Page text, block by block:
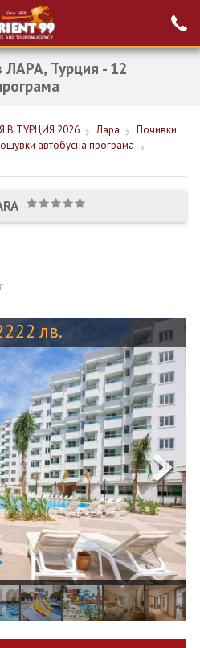
Проверка на
резервация
КОНТАКТИ
Запитване
Турция - 12
В ТУРЦИЯ 2026 Лара
Почивки
автобусна програма
лв.